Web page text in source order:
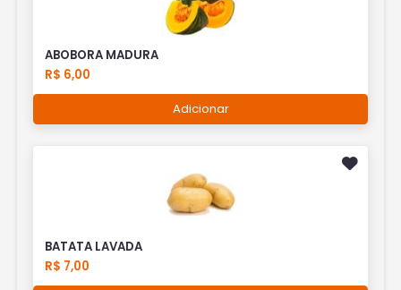
ABOBORA MADURA
R$ 6,00
Adicionar
BATATA LAVADA
R$ 7,00